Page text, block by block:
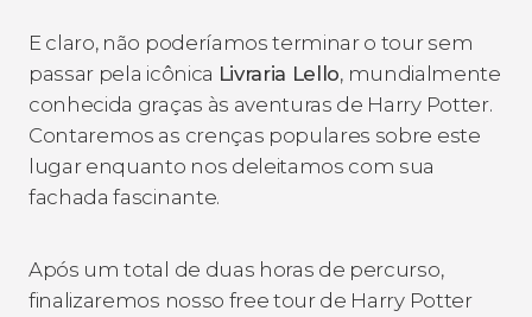
E claro, não poderíamos terminar o tour sem
passar pela icônica Livraria Lello, mundialmente
conhecida graças às aventuras de Harry Potter.
Contaremos as crenças populares sobre este
lugar enquanto nos deleitamos com sua
fachada fascinante.
Após um total de duas horas de percurso,
finalizaremos nosso free tour de Harry Potter